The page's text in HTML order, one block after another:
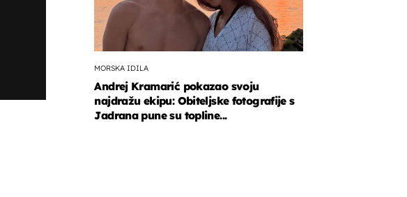
MORSKA IDILA
Andrej Kramarić pokazao svoju
najdražu ekipu: Obiteljske fotografije s
Jadrana pune su topline...